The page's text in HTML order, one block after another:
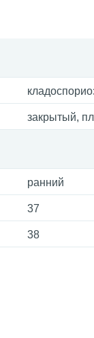
закрытый,
ранний
37
38